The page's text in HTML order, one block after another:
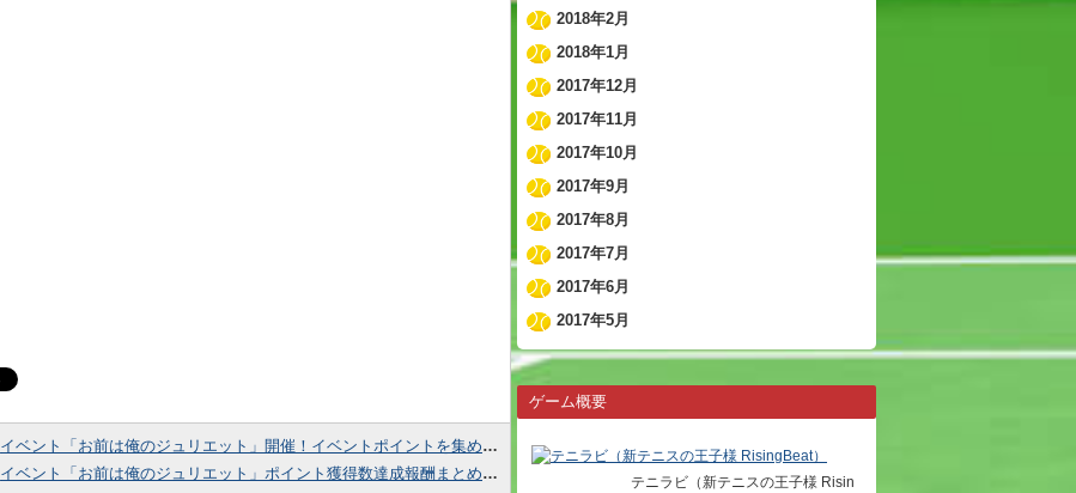
イベント「お前は俺のジュリエット」開催！イベントポイントを集めて様々な報酬をゲットしよう！
イベント「お前は俺のジュリエット」ポイント獲得数達成報酬まとめ！50万でSSRユウジが貰える！
2018年2月
2018年1月
2017年12月
2017年11月
2017年10月
2017年9月
2017年8月
2017年7月
2017年6月
2017年5月
ゲーム概要
テニラビ（新テニスの王子様 Risin